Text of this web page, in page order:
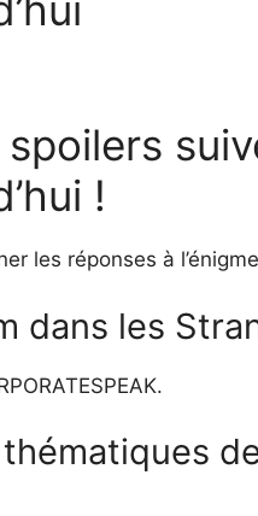
spoilers
!
les réponses à
dans les